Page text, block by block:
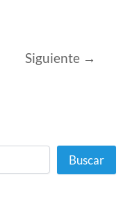
Siguiente →
Buscar